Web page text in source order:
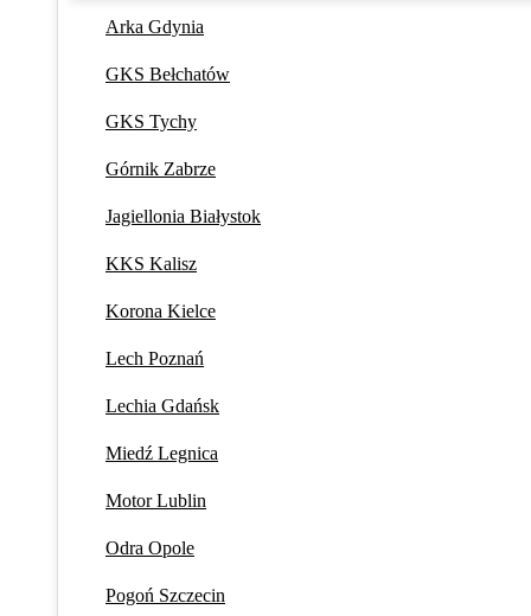
Arka Gdynia
GKS Bełchatów
GKS Tychy
Górnik Zabrze
Jagiellonia Białystok
KKS Kalisz
Korona Kielce
Lech Poznań
Lechia Gdańsk
Miedź Legnica
Motor Lublin
Odra Opole
Pogoń Szczecin